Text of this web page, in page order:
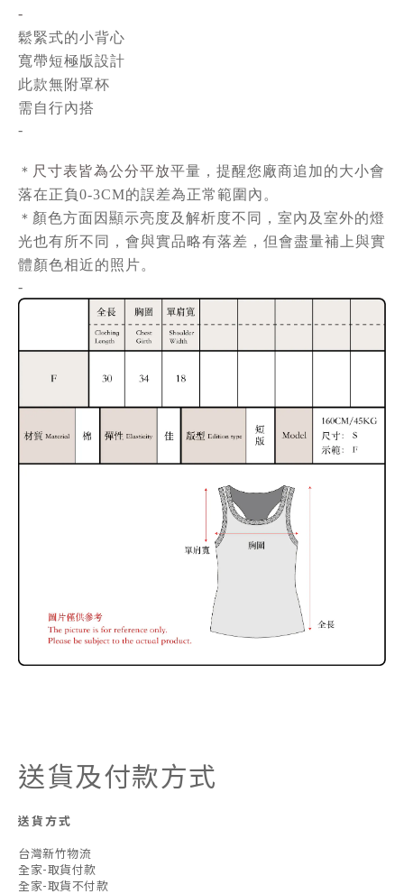
-
鬆緊式的小背心
寬帶短極版設計
此款無附罩杯
需自行內搭
-
＊ 尺寸表皆為公分平放平量 ，提醒您廠商追加的大小會
落在正負0-3CM的誤差為正常範圍內。
＊ 顏色方面因顯示亮度及解析度不同，室內及室外的燈
光也有所不同，會與實品略有落差，但會盡量補上與實
體顏色相近的照片。
-
送貨及付款方式
送貨方式
台灣新竹物流
全家-取貨付款
全家-取貨不付款